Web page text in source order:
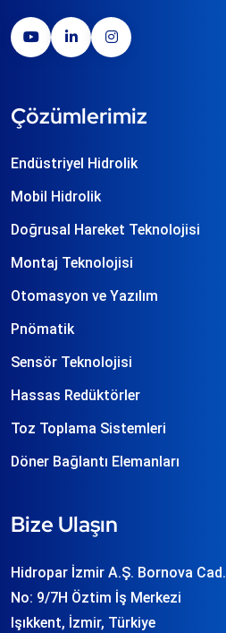
Çözümlerimiz
Endüstriyel Hidrolik
Mobil Hidrolik
Doğrusal Hareket Teknolojisi
Montaj Teknolojisi
Otomasyon ve Yazılım
Pnömatik
Sensör Teknolojisi
Hassas Redüktörler
Toz Toplama Sistemleri
Döner Bağlantı Elemanları
Bize Ulaşın
Hidropar İzmir A.Ş. Bornova Cad.
No: 9/7H Öztim İş Merkezi
Işıkkent, İzmir, Türkiye